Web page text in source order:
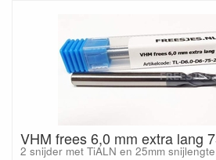
VHM frees 6,0 mm extra lang
2 snijder met TiALN en 25mm snijlengte